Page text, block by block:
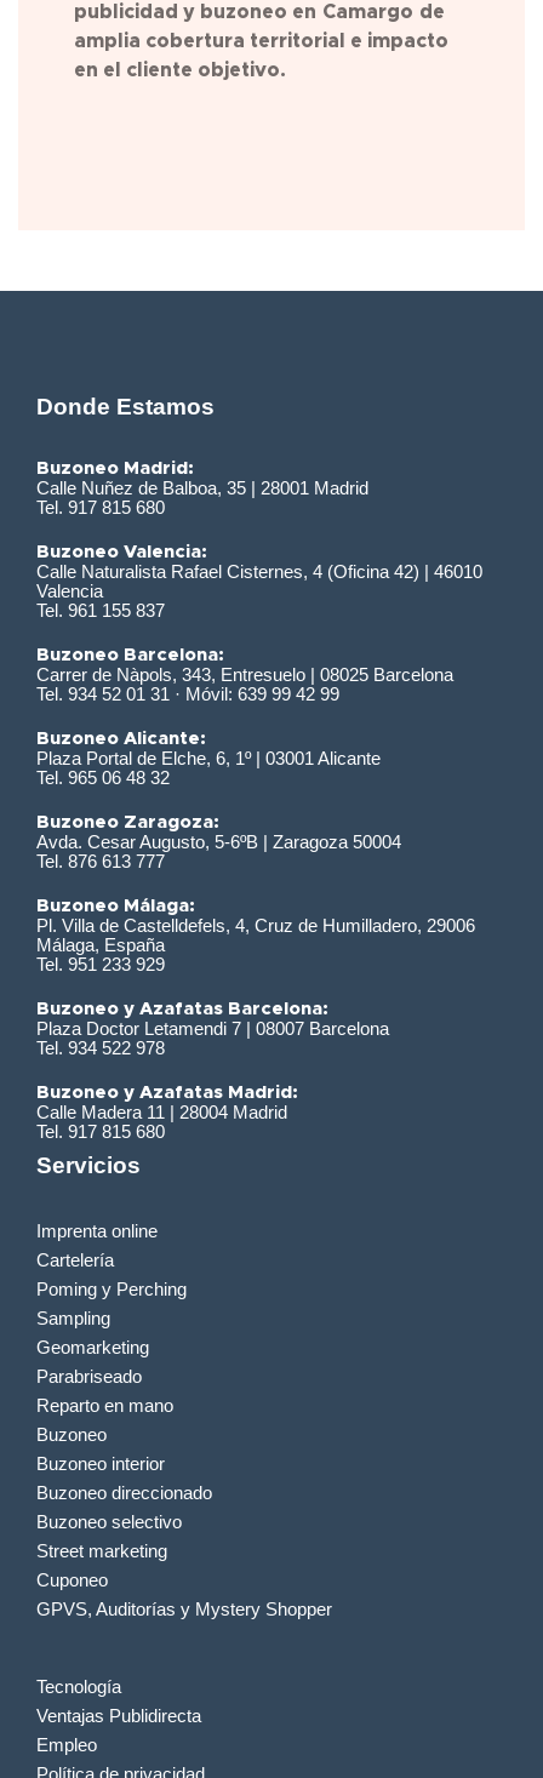
publicidad y buzoneo en Camargo de
amplia cobertura territorial e impacto
en el cliente objetivo.
Donde Estamos
Buzoneo Madrid:
Calle Nuñez de Balboa, 35 | 28001 Madrid
Tel. 917 815 680
Buzoneo Valencia:
Calle Naturalista Rafael Cisternes, 4 (Oficina 42) | 46010
Valencia
Tel. 961 155 837
Buzoneo Barcelona:
Carrer de Nàpols, 343, Entresuelo | 08025 Barcelona
Tel. 934 52 01 31 · Móvil: 639 99 42 99
Buzoneo Alicante:
Plaza Portal de Elche, 6, 1º | 03001 Alicante
Tel. 965 06 48 32
Buzoneo Zaragoza:
Avda. Cesar Augusto, 5-6ºB | Zaragoza 50004
Tel. 876 613 777
Buzoneo Málaga:
Pl. Villa de Castelldefels, 4, Cruz de Humilladero, 29006
Málaga, España
Tel. 951 233 929
Buzoneo y Azafatas Barcelona:
Plaza Doctor Letamendi 7 | 08007 Barcelona
Tel. 934 522 978
Buzoneo y Azafatas Madrid:
Calle Madera 11 | 28004 Madrid
Tel. 917 815 680
Servicios
Imprenta online
Cartelería
Poming y Perching
Sampling
Geomarketing
Parabriseado
Reparto en mano
Buzoneo
Buzoneo interior
Buzoneo direccionado
Buzoneo selectivo
Street marketing
Cuponeo
GPVS, Auditorías y Mystery Shopper
Tecnología
Ventajas Publidirecta
Empleo
Política de privacidad